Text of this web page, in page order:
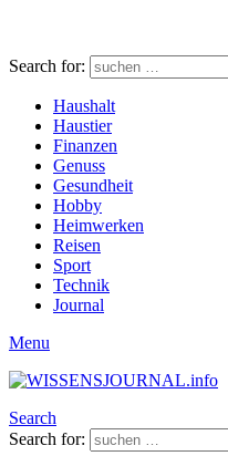
Search for:
Haushalt
Haustier
Finanzen
Genuss
Gesundheit
Hobby
Heimwerken
Reisen
Sport
Technik
Journal
Menu
Search
Search for: